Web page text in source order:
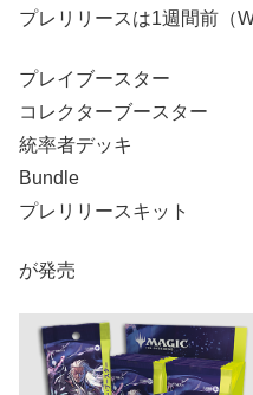
プレリリースは1週間前（
プレイブースター
コレクターブースター
統率者デッキ
Bundle
プレリリースキット
が発売